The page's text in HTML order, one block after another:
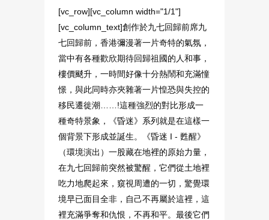
[vc_row][vc_column width="1/1"]
[vc_column_text]創作於九七回歸前席九
七回歸前，香港彌漫著一片奇特的氣氛，
當中有各種歡欣期待回歸祖國的人和事，
樓價颷升，一時間好像十分熱鬧和充滿憧
憬，與此同時亦夾雜著一片惶恐與失控的
移民遷徙潮……!這種強烈的對比形成一
種奇特景象，《昏迷》系列就是在這樣一
個背景下形成並誕生。《昏迷 I - 甦醒》
（環境演出）一股藏在地裡的原始力量，
在九七回歸前突然被驚醒，它們從土地裡
吃力地爬起來，窺視周遭的一切，驚覺環
境早已面目全非，自己不再屬於這裡，這
裡充滿爭奪和仇恨，不再和平。最後它們